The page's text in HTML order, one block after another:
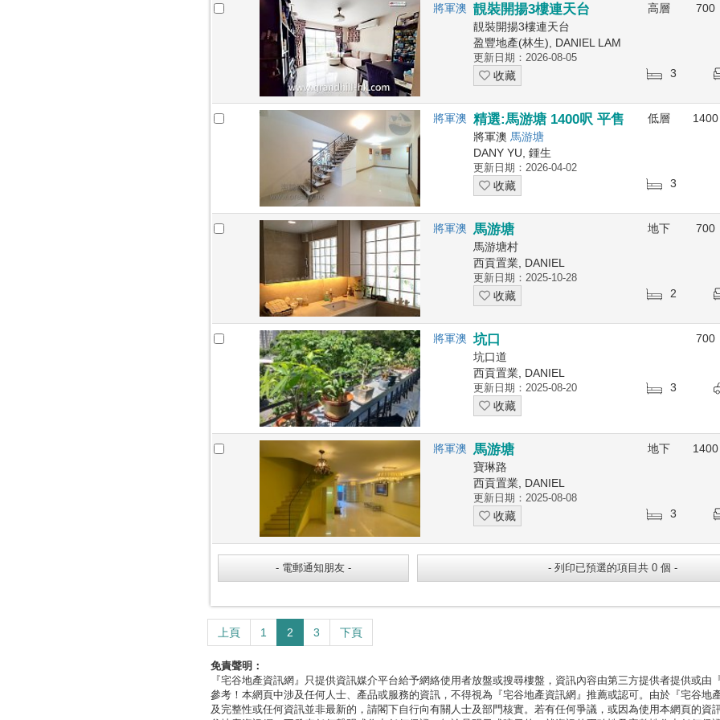
將軍澳 靚裝開揚3樓連天台
靚裝開揚3樓連天台
盈豐地產(林生), DANIEL LAM
更新日期：2026-08-05
收藏
高層
3
700
將軍澳 精選:馬游塘 1400呎 平售
將軍澳 馬游塘
DANY YU, 鍾生
更新日期：2026-04-02
收藏
低層
3
1400
將軍澳 馬游塘
馬游塘村
西貢置業, DANIEL
更新日期：2025-10-28
收藏
地下
2
700
將軍澳 坑口
坑口道
西貢置業, DANIEL
更新日期：2025-08-20
收藏
3
700
將軍澳 馬游塘
寶琳路
西貢置業, DANIEL
更新日期：2025-08-08
收藏
地下
3
1400
上頁 1 2 3 下頁
免責聲明：
『宅谷地產資訊網』只提供資訊媒介平台給予網絡使用者放盤或搜尋樓盤，資訊內容由第三方提供者提供或
參考！本網頁中涉及任何人士、產品或服務的資訊，不得視為『宅谷地產資訊網』推薦或認可。由於『宅谷
及完整性或任何資訊並非最新的，請閣下自行向有關人士及部門核實。若有任何爭議，或因為使用本網頁的